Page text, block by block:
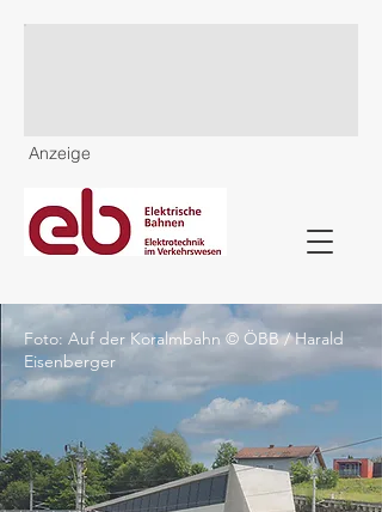
Anzeige
Foto: Auf der Koralmbahn © ÖBB / Harald
Eisenberger